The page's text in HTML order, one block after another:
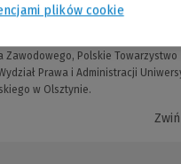
profesji mogących mieć
Zawodowego, Polskie Towarzystwo
Prawa i Administracji
w Olsztynie.
plików cookie